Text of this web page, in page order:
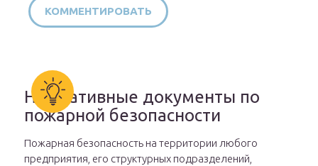
Нормативные документы по
пожарной безопасности
Пожарная безопасность на территории любого
предприятия, его структурных подразделений,